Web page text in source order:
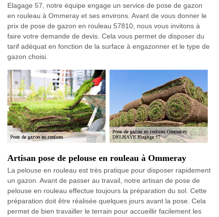
Elagage 57, notre équipe engage un service de pose de gazon
en rouleau à Ommeray et ses environs. Avant de vous donner le
prix de pose de gazon en rouleau 57810, nous vous invitons à
faire votre demande de devis. Cela vous permet de disposer du
tarif adéquat en fonction de la surface à engazonner et le type de
gazon choisi.
Artisan pose de pelouse en rouleau à Ommeray
La pelouse en rouleau est très pratique pour disposer rapidement
un gazon. Avant de passer au travail, notre artisan de pose de
pelouse en rouleau effectue toujours la préparation du sol. Cette
préparation doit être réalisée quelques jours avant la pose. Cela
permet de bien travailler le terrain pour accueillir facilement les